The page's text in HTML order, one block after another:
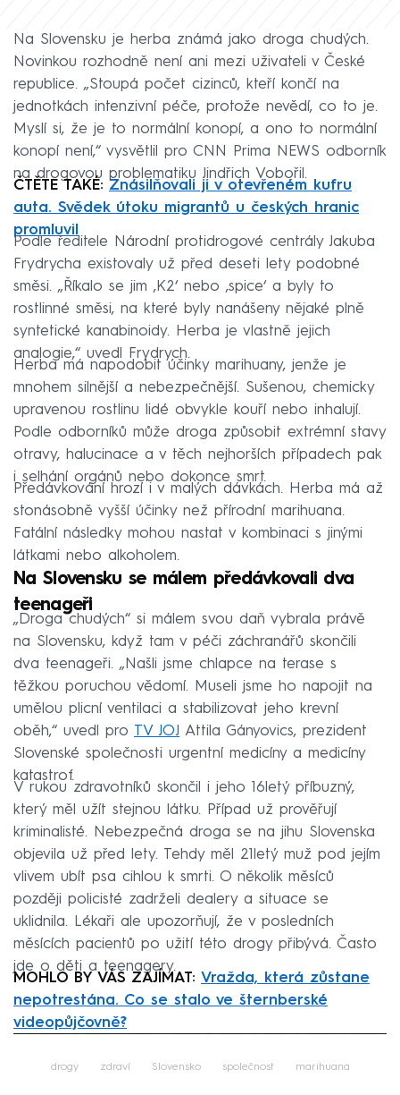
Na Slovensku je herba známá jako droga chudých.
Novinkou rozhodně není ani mezi uživateli v České
republice. „Stoupá počet cizinců, kteří končí na
jednotkách intenzivní péče, protože nevědí, co to je.
Myslí si, že je to normální konopí, a ono to normální
konopí není,“ vysvětlil pro CNN Prima NEWS odborník
na drogovou problematiku Jindřich Vobořil.
ČTĚTE TAKÉ: Znásilňovali ji v otevřeném kufru
auta. Svědek útoku migrantů u českých hranic
promluvil
Podle ředitele Národní protidrogové centrály Jakuba
Frydrycha existovaly už před deseti lety podobné
směsi. „Říkalo se jim ‚K2‘ nebo ‚spice‘ a byly to
rostlinné směsi, na které byly nanášeny nějaké plně
syntetické kanabinoidy. Herba je vlastně jejich
analogie,“ uvedl Frydrych.
Herba má napodobit účinky marihuany, jenže je
mnohem silnější a nebezpečnější. Sušenou, chemicky
upravenou rostlinu lidé obvykle kouří nebo inhalují.
Podle odborníků může droga způsobit extrémní stavy
otravy, halucinace a v těch nejhorších případech pak
i selhání orgánů nebo dokonce smrt.
Předávkování hrozí i v malých dávkách. Herba má až
stonásobně vyšší účinky než přírodní marihuana.
Fatální následky mohou nastat v kombinaci s jinými
látkami nebo alkoholem.
Na Slovensku se málem předávkovali dva
teenageři
„Droga chudých“ si málem svou daň vybrala právě
na Slovensku, když tam v péči záchranářů skončili
dva teenageři. „Našli jsme chlapce na terase s
těžkou poruchou vědomí. Museli jsme ho napojit na
umělou plicní ventilaci a stabilizovat jeho krevní
oběh,“ uvedl pro TV JOJ Attila Gányovics, prezident
Slovenské společnosti urgentní medicíny a medicíny
katastrof.
V rukou zdravotníků skončil i jeho 16letý příbuzný,
který měl užít stejnou látku. Případ už prověřují
kriminalisté. Nebezpečná droga se na jihu Slovenska
objevila už před lety. Tehdy měl 21letý muž pod jejím
vlivem ubít psa cihlou k smrti. O několik měsíců
později policisté zadrželi dealery a situace se
uklidnila. Lékaři ale upozorňují, že v posledních
měsících pacientů po užití této drogy přibývá. Často
jde o děti a teenagery.
MOHLO BY VÁS ZAJÍMAT: Vražda, která zůstane
nepotrestána. Co se stalo ve šternberské
videopůjčovně?
drogy zdraví Slovensko společnost marihuana